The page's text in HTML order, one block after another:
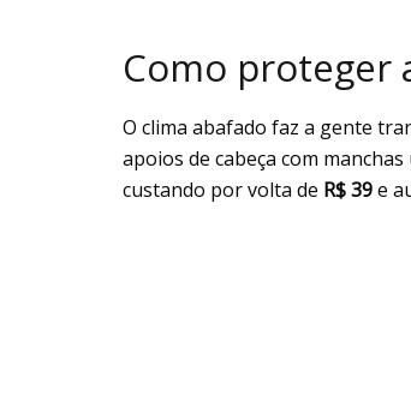
Como proteger
O clima abafado faz a gente
apoios de cabeça com manchas
custando por volta de R$ 39e